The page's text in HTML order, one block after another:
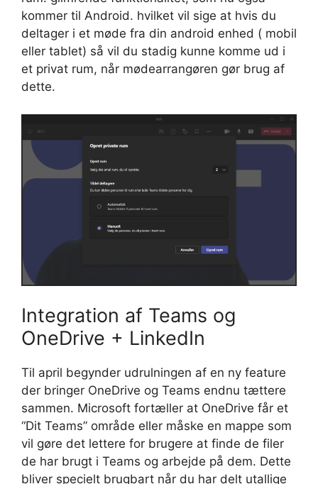
kommer til Android. hvilket vil sige at hvis du
deltager i et møde fra din android enhed ( mobil
eller tablet) så vil du stadig kunne komme ud i
et privat rum, når mødearrangøren gør brug af
dette.
Integration af Teams og
OneDrive + LinkedIn
Til april begynder udrulningen af en ny feature
der bringer OneDrive og Teams endnu tættere
sammen. Microsoft fortæller at OneDrive får et
“Dit Teams” område eller måske en mappe som
vil gøre det lettere for brugere at finde de filer
de har brugt i Teams og arbejde på dem. Dette
bliver specielt brugbart når du har delt utallige